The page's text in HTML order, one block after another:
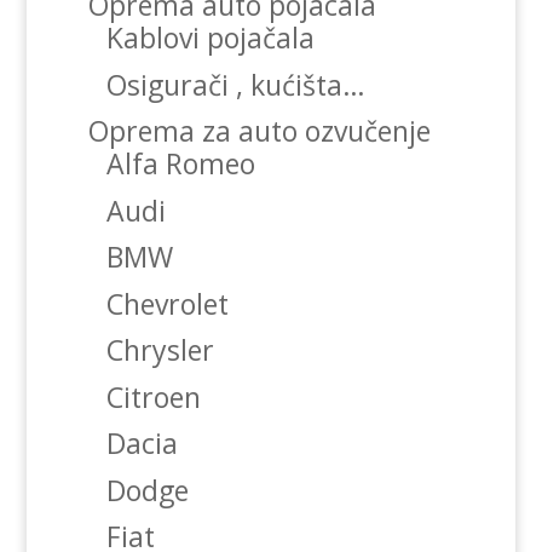
Kablovi pojačala
Osigurači , kućišta…
Oprema za auto ozvučenje
Alfa Romeo
Audi
BMW
Chevrolet
Chrysler
Citroen
Dacia
Dodge
Fiat